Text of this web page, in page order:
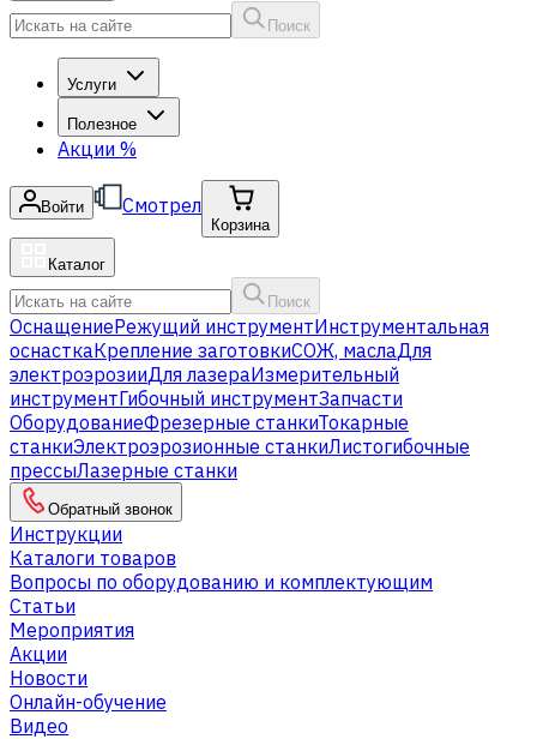
Поиск
Услуги
Полезное
Акции %
Войти Смотрел
Корзина
Каталог
Поиск
ОснащениеРежущий инструментИнструментальная
оснасткаКрепление заготовкиСОЖ, маслаДля
электроэрозииДля лазераИзмерительный
инструментГибочный инструментЗапчасти
ОборудованиеФрезерные станкиТокарные
станкиЭлектроэрозионные станкиЛистогибочные
прессыЛазерные станки
Обратный звонок
Инструкции
Каталоги товаров
Вопросы по оборудованию и комплектующим
Статьи
Мероприятия
Акции
Новости
Онлайн-обучение
Видео